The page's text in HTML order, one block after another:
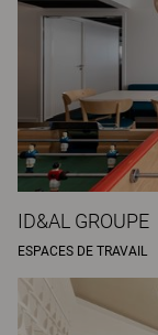
ID&AL GROUPE
ESPACES DE TRAVAIL